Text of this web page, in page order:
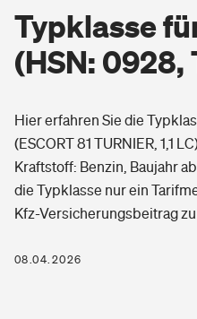
Berufsunfähigkeitsversicherung
Grundfähigkeitsversicherung
Arbeitsrechtsschutz
Berufshaftpflichtversicherung
Zur Übersicht
Wohnen
Elementarversicherung
Freizeit
Pri­vate Haft­pflicht­
Gesundheit
Private Krankenversicherung
Typklasse
(HSN: 0928,
Hier erfahren Sie die
(ESCORT 81 TURNIER, 1,1
Kraftstoff: Benzin, Baujahr
die Typklasse nur ein
Kfz-Versicherungsbeitrag
08.04.2026